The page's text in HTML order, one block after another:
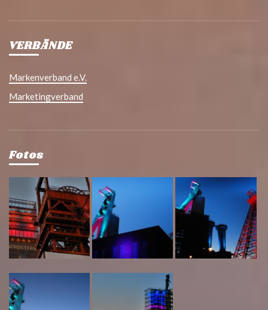
VERBÄNDE
Markenverband e.V.
Marketingverband
Fotos